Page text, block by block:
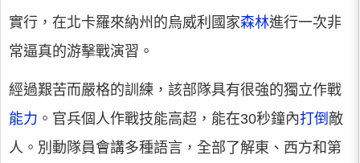
實行，在北卡羅來納州的烏威利國家森林進行一次非
常逼真的游擊戰演習。
經過艱苦而嚴格的訓練，該部隊具有很強的獨立作戰
能力 。官兵個人作戰技能高超，能在30秒鐘內打倒 敵
人。別動隊員會講多種語言，全部了解東、西方和第